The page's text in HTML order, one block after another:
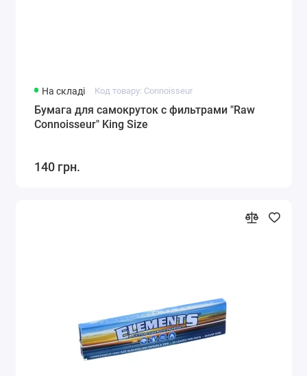
На складі Код товару: Connoisseur
Бумага для самокруток с фильтрами "Raw
Connoisseur" King Size
140 грн.